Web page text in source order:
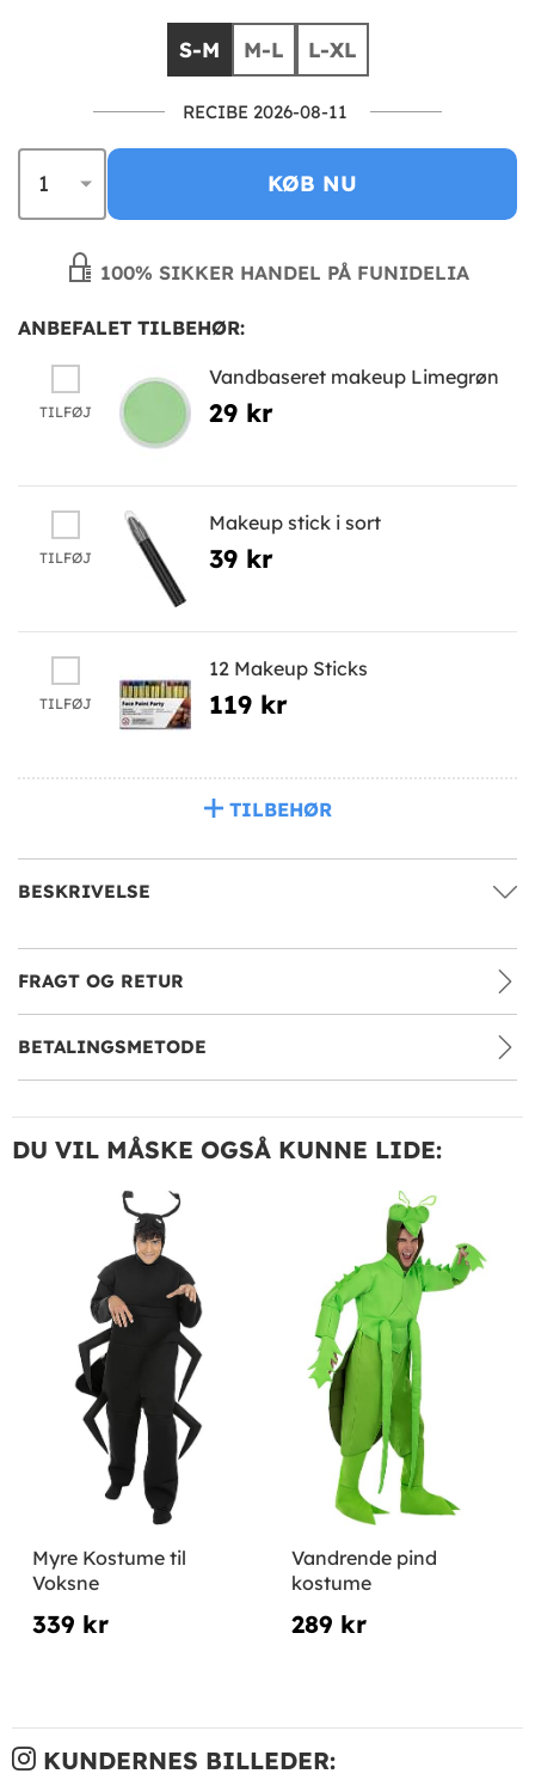
S-M M-L L-XL
RECIBE 2026-08-11
KØB NU
100% SIKKER HANDEL PÅ FUNIDELIA
ANBEFALET TILBEHØR:
TILFØJ
Vandbaseret makeup Limegrøn
29 kr
TILFØJ
Makeup stick i sort
39 kr
TILFØJ
12 Makeup Sticks
119 kr
TILBEHØR
BESKRIVELSE
FRAGT OG RETUR
BETALINGSMETODE
DU VIL MÅSKE OGSÅ KUNNE LIDE:
Myre Kostume til
Voksne
339 kr
Vandrende pind
kostume
289 kr
KUNDERNES BILLEDER: